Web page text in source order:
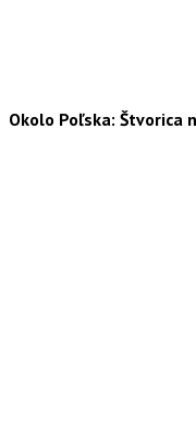
Okolo Poľska: Štvorica